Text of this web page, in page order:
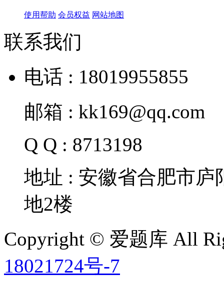
使用帮助 会员权益 网站地图
联系我们
电话 : 18019955855
邮箱 : kk169@qq.com
Q Q : 8713198
地址 : 安徽省合肥市
地2楼
Copyright © 爱题库 All
18021724号-7